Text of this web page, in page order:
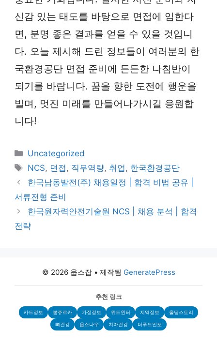
신감 있는 태도를 바탕으로 면접에 임한다
면, 분명 좋은 결과를 얻을 수 있을 것입니
다. 오늘 제시해 드린 정보들이 여러분의 한
국환경공단 면접 준비에 든든한 나침반이
되기를 바랍니다. 꿈을 향한 도전에 행운을
빌며, 멋진 미래를 만들어나가시길 응원합
니다!
카
테
리
Uncategorized
태
그
NCS, 면접, 직무역량, 취업, 한국환경공단
한국남동발전(주) 채용일정 | 합격 비법 공유 |
서류전형 준비
한국원자력안전기술원 NCS | 채용 분석 | 합격
전략
© 2026 웁스잡• 제작됨 GeneratePress
추천 링크
카드정보 봉쥬르카 가정정보 위드윈터 지역정보 올띵스토리
뼈건강 웁스나우 치아건강 더푸드인포